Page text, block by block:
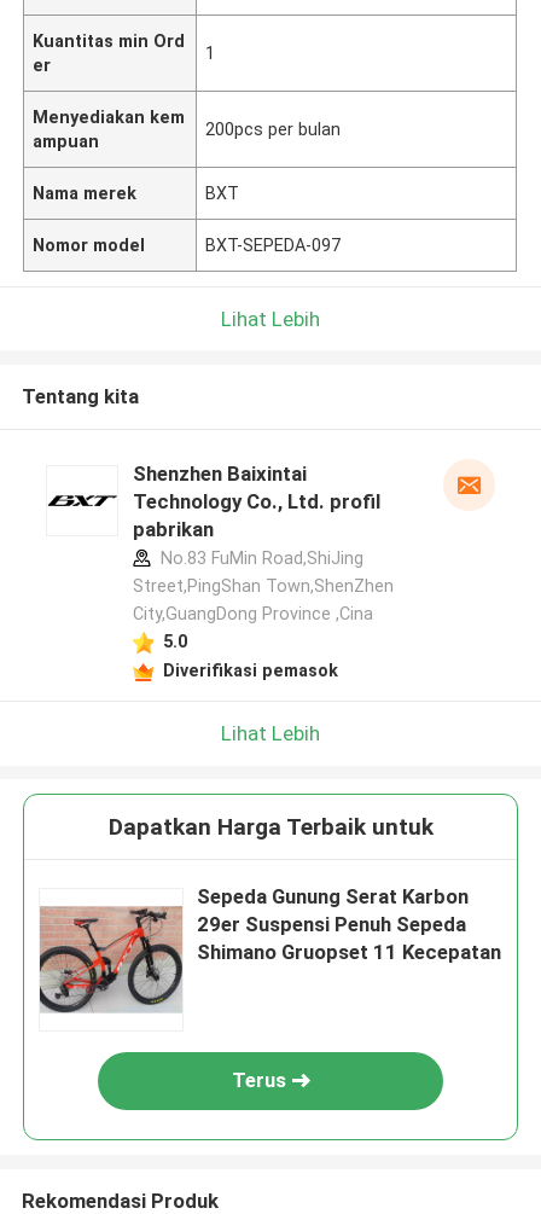
Kuantitas min Ord
er
1
Menyediakan kem
ampuan
200pcs per bulan
Nama merek BXT
Nomor model BXT-SEPEDA-097
Lihat Lebih
Tentang kita
Shenzhen Baixintai
Technology Co., Ltd. profil
pabrikan
No.83 FuMin Road,ShiJing
Street,PingShan Town,ShenZhen
City,GuangDong Province ,Cina
5.0
Diverifikasi pemasok
Lihat Lebih
Dapatkan Harga Terbaik untuk
Sepeda Gunung Serat Karbon
29er Suspensi Penuh Sepeda
Shimano Gruopset 11 Kecepatan
Terus
Rekomendasi Produk